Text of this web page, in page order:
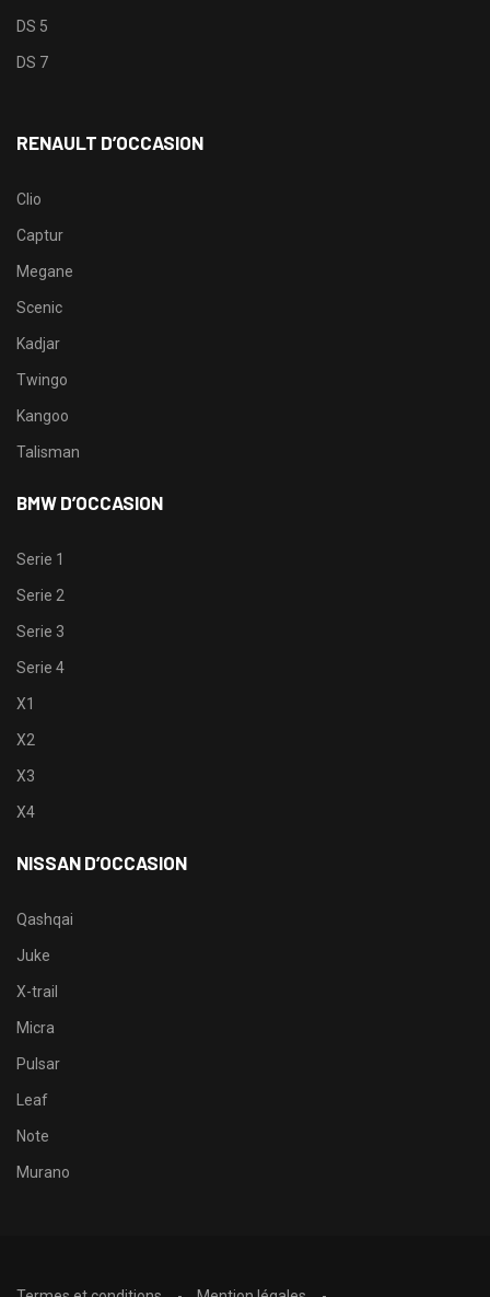
DS 5
DS 7
RENAULT D’OCCASION
Clio
Captur
Megane
Scenic
Kadjar
Twingo
Kangoo
Talisman
BMW D’OCCASION
Serie 1
Serie 2
Serie 3
Serie 4
X1
X2
X3
X4
NISSAN D’OCCASION
Qashqai
Juke
X-trail
Micra
Pulsar
Leaf
Note
Murano